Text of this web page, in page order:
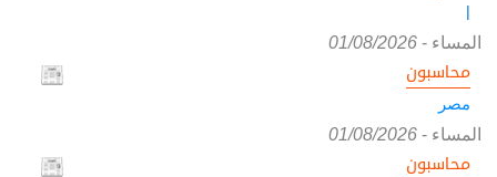
|
المساء -
01/08/2026
محاسبون
مصر
المساء -
01/08/2026
محاسبون